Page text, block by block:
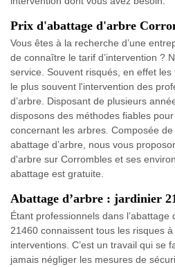
Prix d'abattage d'arbre
Vous êtes à la recherche d’une
de connaître le tarif d’intervention ?
service. Souvent risqués, en effet
le plus souvent l'intervention des
d’arbre. Disposant de plusieurs
disposons des méthodes fiables
concernant les arbres. Composée
abattage d’arbre, nous vous
d'arbre sur Corrombles et ses
abattage est gratuite.
Abattage d’arbre : jardinier
Étant professionnels dans l’abattage
21460 connaissent tous les risques
interventions. C’est un travail qui se
jamais négliger les mesures de